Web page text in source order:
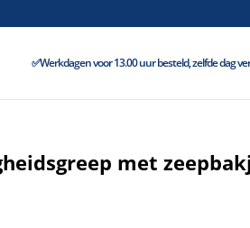
✅Werkdagen voor 13.00 uur besteld, zelfde dag
met